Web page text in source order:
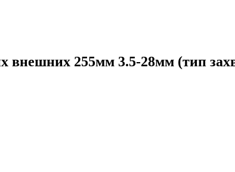
внешних 255мм 3.5-28мм (тип